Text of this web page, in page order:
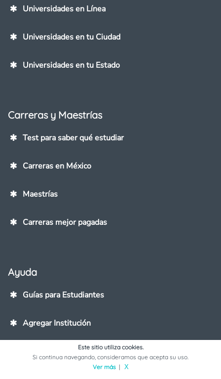
Universidades en Línea
Universidades en tu Ciudad
Universidades en tu Estado
Carreras y Maestrías
Test para saber qué estudiar
Carreras en México
Maestrías
Carreras mejor pagadas
Ayuda
Guías para Estudiantes
Agregar Institución
Este sitio utiliza cookies.
Si continua navegando, consideramos que acepta su uso.
Ver más| X